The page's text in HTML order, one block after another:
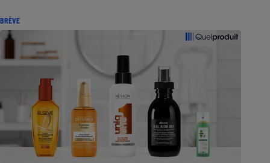
BRÈVE